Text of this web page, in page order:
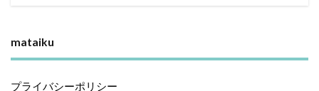
mataiku
プライバシーポリシー